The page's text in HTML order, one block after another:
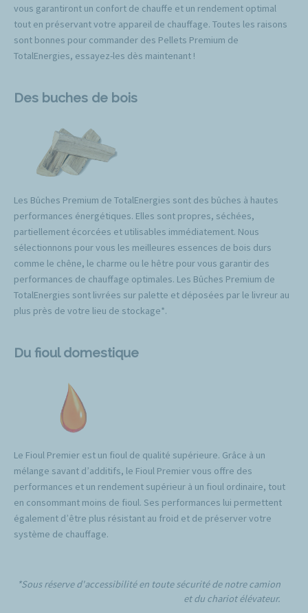
vous garantiront un confort de chauffe et un rendement optimal
tout en préservant votre appareil de chauffage. Toutes les raisons
sont bonnes pour commander des Pellets Premium de
TotalEnergies, essayez-les dès maintenant !
Des buches de bois
Les Bûches Premium de TotalEnergies sont des bûches à hautes
performances énergétiques. Elles sont propres, séchées,
partiellement écorcées et utilisables immédiatement. Nous
sélectionnons pour vous les meilleures essences de bois durs
comme le chêne, le charme ou le hêtre pour vous garantir des
performances de chauffage optimales. Les Bûches Premium de
TotalEnergies sont livrées sur palette et déposées par le livreur au
plus près de votre lieu de stockage*.
Du fioul domestique
Le Fioul Premier est un fioul de qualité supérieure. Grâce à un
mélange savant d’additifs, le Fioul Premier vous offre des
performances et un rendement supérieur à un fioul ordinaire, tout
en consommant moins de fioul. Ses performances lui permettent
également d’être plus résistant au froid et de préserver votre
système de chauffage.
*Sous réserve d'accessibilité en toute sécurité de notre camion
et du chariot élévateur.